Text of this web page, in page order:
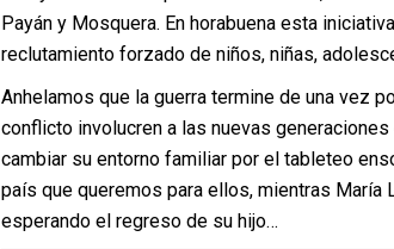
Payán y Mosquera. En horabuena esta
reclutamiento forzado de niños, niñas,
Anhelamos que la guerra termine de una vez
conflicto involucren a las nuevas
cambiar su entorno familiar por el tableteo
país que queremos para ellos, mientras María
esperando el regreso de su hijo…